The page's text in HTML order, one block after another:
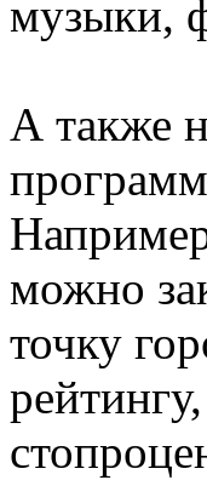
музыки,
А также
можно
точку